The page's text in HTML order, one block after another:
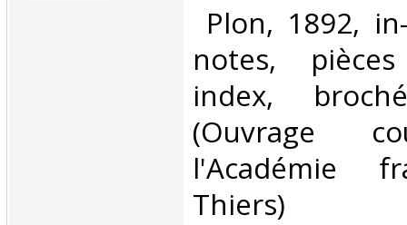
Plon, 1892,
notes,
index,
(Ouvrage
l'Académie
Thiers)‎